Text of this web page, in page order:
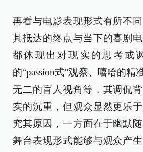
再看与电影表现形式有所不
其抵达的终点与当下的喜剧
都体现出对现实的思考或
的“passion式”观察、嘻哈的精
无二的盲人视角等，其调侃
实的沉重，但观众显然更乐于
究其原因，一方面在于幽默
舞台表现形式能够与观众产